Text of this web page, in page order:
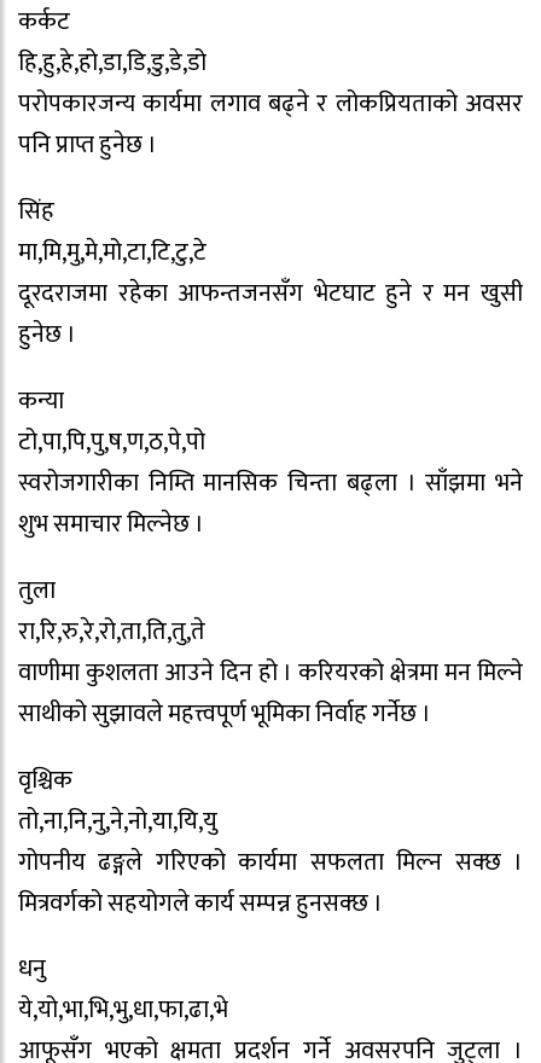
कर्कट
हि,हु,हे,हो,डा,डि,डु,डे,डो
परोपकारजन्य कार्यमा लगाव बढ्ने र लोकप्रियताको अवसर
पनि प्राप्त हुनेछ ।
सिंह
मा,मि,मु,मे,मो,टा,टि,टु,टे
दूरदराजमा रहेका आफन्तजनसँग भेटघाट हुने र मन खुसी
हुनेछ ।
कन्या
टो,पा,पि,पु,ष,ण,ठ,पे,पो
स्वरोजगारीका निम्ति मानसिक चिन्ता बढ्ला । साँझमा भने
शुभ समाचार मिल्नेछ ।
तुला
रा,रि,रु,रे,रो,ता,ति,तु,ते
वाणीमा कुशलता आउने दिन हो । करियरको क्षेत्रमा मन मिल्ने
साथीको सुझावले महत्त्वपूर्ण भूमिका निर्वाह गर्नेछ ।
वृश्चिक
तो,ना,नि,नु,ने,नो,या,यि,यु
गोपनीय ढङ्गले गरिएको कार्यमा सफलता मिल्न सक्छ ।
मित्रवर्गको सहयोगले कार्य सम्पन्न हुनसक्छ ।
धनु
ये,यो,भा,भि,भु,धा,फा,ढा,भे
आफूसँग भएको क्षमता प्रदर्शन गर्ने अवसरपनि जुट्ला ।